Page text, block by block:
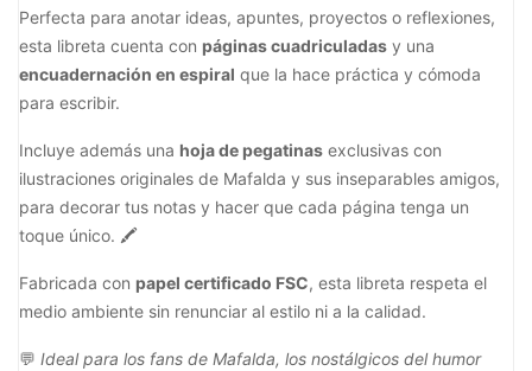
Perfecta para anotar ideas, apuntes, proyectos o reflexiones,
esta libreta cuenta con páginas cuadriculadas y una
encuadernación en espiral que la hace práctica y cómoda
para escribir.
Incluye además una hoja de pegatinas exclusivas con
ilustraciones originales de Mafalda y sus inseparables amigos,
para decorar tus notas y hacer que cada página tenga un
toque único. 🖍️
Fabricada con papel certificado FSC, esta libreta respeta el
medio ambiente sin renunciar al estilo ni a la calidad.
💬 Ideal para los fans de Mafalda, los nostálgicos del humor